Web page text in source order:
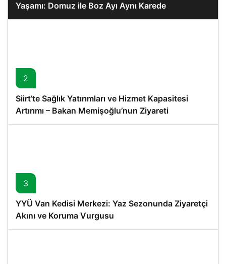
Yaşamı: Domuz ile Boz Ayı Aynı Karede
2
Siirt’te Sağlık Yatırımları ve Hizmet Kapasitesi
Artırımı – Bakan Memişoğlu’nun Ziyareti
3
YYÜ Van Kedisi Merkezi: Yaz Sezonunda Ziyaretçi
Akını ve Koruma Vurgusu